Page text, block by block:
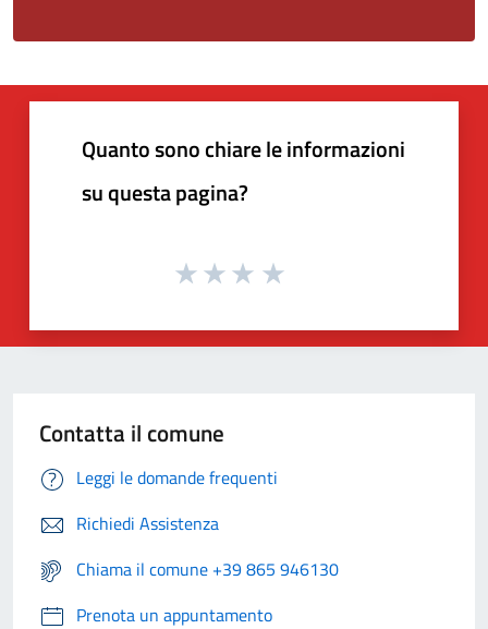
Quanto sono chiare le informazioni
su questa pagina?
Contatta il comune
Leggi le domande frequenti
Richiedi Assistenza
Chiama il comune +39 865 946130
Prenota un appuntamento